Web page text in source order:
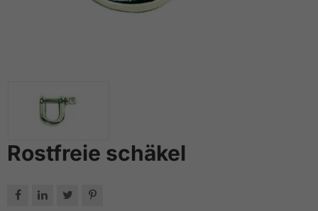
Rostfreie schäkel
   